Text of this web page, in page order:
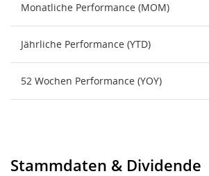
Monatliche Performance (MOM)
Jährliche Performance (YTD)
52 Wochen Performance (YOY)
Stammdaten & Dividende